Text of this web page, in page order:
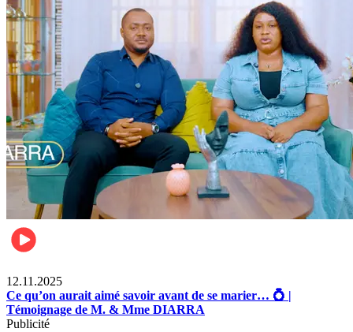
12.11.2025
Ce qu’on aurait aimé savoir avant de se marier… 💍 |
Témoignage de M. & Mme DIARRA
Publicité